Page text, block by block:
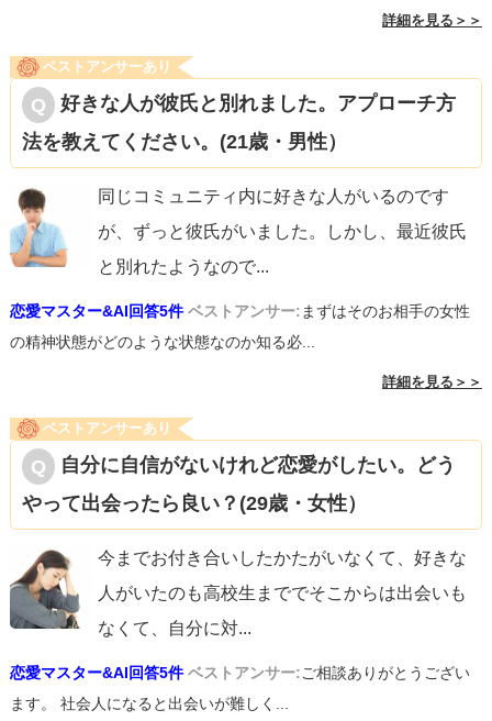
詳細を見る＞＞
ベストアンサーあり
好きな人が彼氏と別れました。アプローチ方
法を教えてください。(21歳・男性）
同じコミュニティ内に好きな人がいるのです
が、ずっと彼氏がいました。しかし、最近彼氏
と別れたようなので...
恋愛マスター&AI回答5件 ベストアンサー:まずはそのお相手の女性
の精神状態がどのような状態なのか知る必...
詳細を見る＞＞
ベストアンサーあり
自分に自信がないけれど恋愛がしたい。どう
やって出会ったら良い？(29歳・女性）
今までお付き合いしたかたがいなくて、好きな
人がいたのも高校生まででそこからは出会いも
なくて、自分に対...
恋愛マスター&AI回答5件 ベストアンサー:ご相談ありがとうござい
ます。 社会人になると出会いが難しく...